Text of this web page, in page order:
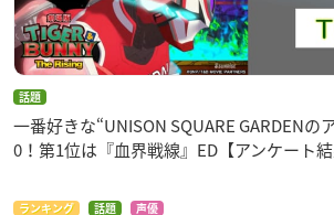
話題
一番好きな“UNISON SQUARE GARDENの
0！第1位は『血界戦線』ED【アンケート結
ランキング 話題 声優